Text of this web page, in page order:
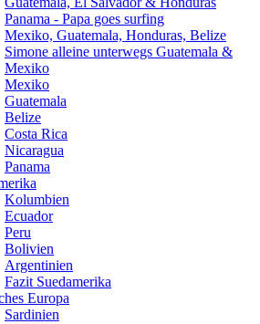
Panama - Papa goes surfing
Mexiko, Guatemala, Honduras, Belize
Simone alleine unterwegs Guatemala &
Mexiko
Mexiko
Guatemala
Belize
Costa Rica
Nicaragua
Panama
Kolumbien
Ecuador
Peru
Bolivien
Argentinien
Fazit Suedamerika
Europa
Sardinien